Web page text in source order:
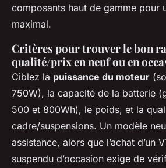
composants haut de gamme pour
maximal.
Critères pour trouver le bon
qualité/prix en neuf ou en
Ciblez la puissance du moteur
750W), la capacité de la batterie
500 et 800Wh), le poids, et la
cadre/suspensions. Un modèle
assistance, alors que l’achat d’un
suspendu d’occasion exige de